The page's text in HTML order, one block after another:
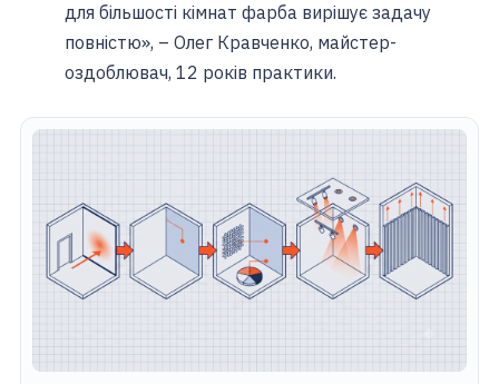
для більшості кімнат фарба вирішує задачу
повністю», – Олег Кравченко, майстер-
оздоблювач, 12 років практики.